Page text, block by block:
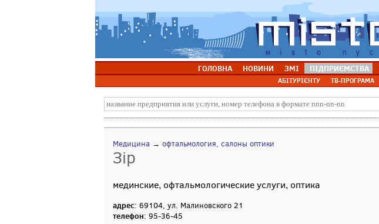
ГОЛОВНА НОВИНИ ЗМІ ПІДПРИЄМСТВА
АБІТУРІЄНТУ ТВ-ПРОГРАМА
Медицина → офтальмология, салоны оптики
Зiр
мединские, офтальмологические услуги, оптика
адрес: 69104, ул. Малиновского 21
телефон: 95-36-45